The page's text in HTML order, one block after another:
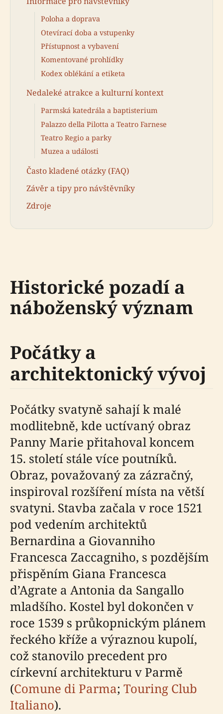
Poloha a doprava
Otevírací doba a vstupenky
Přístupnost a vybavení
Komentované prohlídky
Kodex oblékání a etiketa
Nedaleké atrakce a kulturní kontext
Parmská katedrála a baptisterium
Palazzo della Pilotta a Teatro Farnese
Teatro Regio a parky
Muzea a události
Často kladené otázky (FAQ)
Závěr a tipy pro návštěvníky
Zdroje
Historické pozadí a
náboženský význam
Počátky a
architektonický vývoj
Počátky svatyně sahají k malé
modlitebně, kde uctívaný obraz
Panny Marie přitahoval koncem
15. století stále více poutníků.
Obraz, považovaný za zázračný,
inspiroval rozšíření místa na větší
svatyni. Stavba začala v roce 1521
pod vedením architektů
Bernardina a Giovanniho
Francesca Zaccagniho, s pozdějším
přispěním Giana Francesca
d’Agrate a Antonia da Sangallo
mladšího. Kostel byl dokončen v
roce 1539 s průkopnickým plánem
řeckého kříže a výraznou kupolí,
což stanovilo precedent pro
církevní architekturu v Parmě
(Comune di Parma; Touring Club
Italiano).